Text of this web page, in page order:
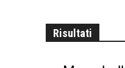
Risultati